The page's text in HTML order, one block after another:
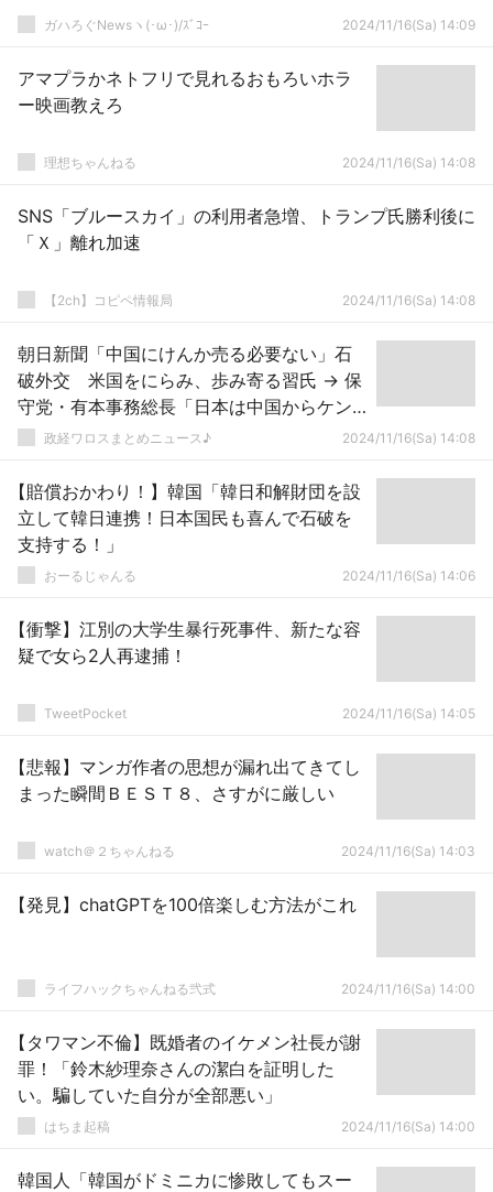
ガハろぐNewsヽ(･ω･)/ｽﾞｺｰ 2024/11/16(Sa) 14:09
アマプラかネトフリで見れるおもろいホラ
ー映画教えろ
理想ちゃんねる 2024/11/16(Sa) 14:08
SNS「ブルースカイ」の利用者急増、トランプ氏勝利後に
「Ｘ」離れ加速
【2ch】コピペ情報局 2024/11/16(Sa) 14:08
朝日新聞「中国にけんか売る必要ない」石
破外交 米国をにらみ、歩み寄る習氏 → 保
守党・有本事務総長「日本は中国からケン
カを "売られている" 側だ！」ｗｗｗｗｗｗ
政経ワロスまとめニュース♪ 2024/11/16(Sa) 14:08
【賠償おかわり！】韓国「韓日和解財団を設
立して韓日連携！日本国民も喜んで石破を
支持する！」
おーるじゃんる 2024/11/16(Sa) 14:06
【衝撃】江別の大学生暴行死事件、新たな容
疑で女ら2人再逮捕！
TweetPocket 2024/11/16(Sa) 14:05
【悲報】マンガ作者の思想が漏れ出てきてし
まった瞬間ＢＥＳＴ８、さすがに厳しい
watch＠２ちゃんねる 2024/11/16(Sa) 14:03
【発見】chatGPTを100倍楽しむ方法がこれ
ライフハックちゃんねる弐式 2024/11/16(Sa) 14:00
【タワマン不倫】既婚者のイケメン社長が謝
罪！「鈴木紗理奈さんの潔白を証明した
い。騙していた自分が全部悪い」
はちま起稿 2024/11/16(Sa) 14:00
韓国人「韓国がドミニカに惨敗してもスー